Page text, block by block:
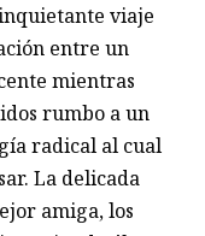
viaje
entre un
mientras
rumbo a un
radical al cual
La delicada
amiga, los